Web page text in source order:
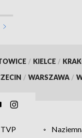
/ KIELCE /
/ WARSZAWA /